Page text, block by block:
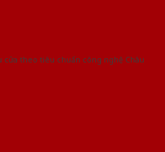
theo tiêu chuẩn công nghệ Châu
cấp hàng đầu tại Việt Nam!